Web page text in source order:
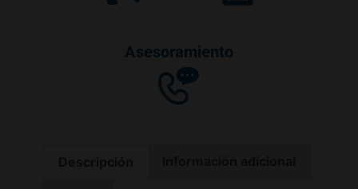
Asesoramiento